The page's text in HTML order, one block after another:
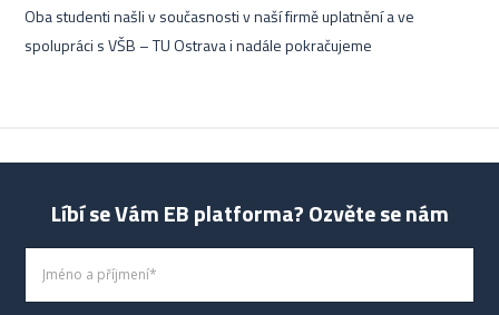
Oba studenti našli v současnosti v naší firmě uplatnění a ve
spolupráci s VŠB – TU Ostrava i nadále pokračujeme
Líbí se Vám EB platforma? Ozvěte se nám